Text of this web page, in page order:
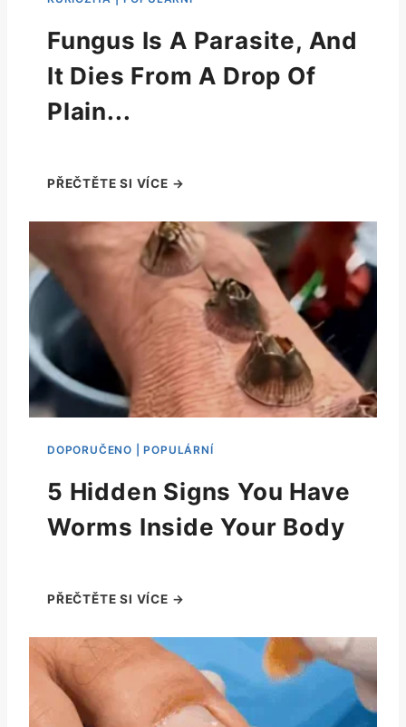
Fungus Is A Parasite, And
It Dies From A Drop Of
Plain...
5 Hidden Signs You Have
Worms Inside Your Body